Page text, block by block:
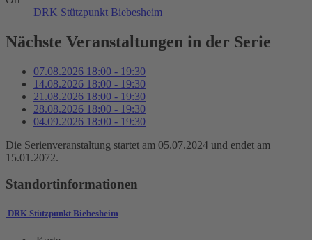
DRK Stützpunkt Biebesheim
Nächste Veranstaltungen in der Serie
07.08.2026 18:00 - 19:30
14.08.2026 18:00 - 19:30
21.08.2026 18:00 - 19:30
28.08.2026 18:00 - 19:30
04.09.2026 18:00 - 19:30
Die Serienveranstaltung startet am 05.07.2024 und endet am
15.01.2072.
Standortinformationen
DRK Stützpunkt Biebesheim